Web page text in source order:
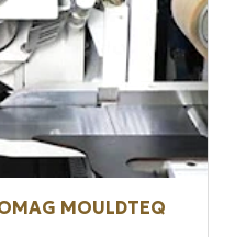
MOULDTEQ